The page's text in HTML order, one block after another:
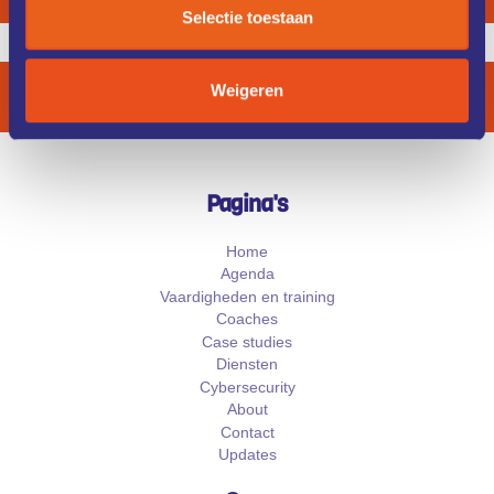
Selectie toestaan
Weigeren
Pagina's
Home
Agenda
Vaardigheden en training
Coaches
Case studies
Diensten
Cybersecurity
About
Contact
Updates